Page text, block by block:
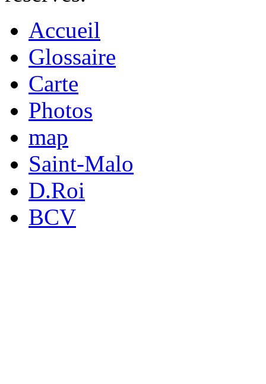
Accueil
Glossaire
Carte
Photos
map
Saint-Malo
D.Roi
BCV